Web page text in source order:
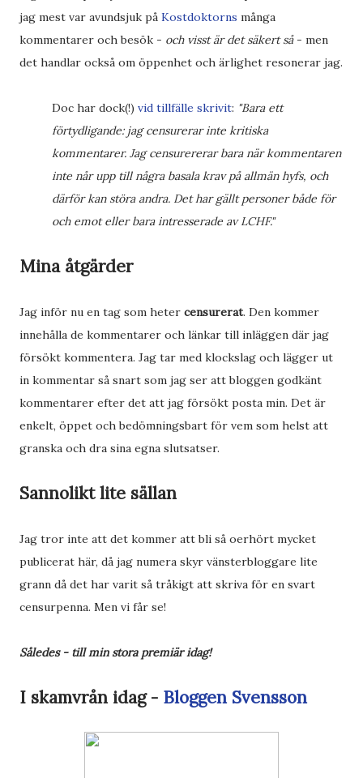
jag mest var avundsjuk på Kostdoktorns många
kommentarer och besök - och visst är det säkert så- men
det handlar också om öppenhet och ärlighet resonerar jag.
Doc har dock(!) vid tillfälle skrivit: "Bara ett
förtydligande: jag censurerar inte kritiska
kommentarer. Jag censurererar bara när kommentaren
inte når upp till några basala krav på allmän hyfs, och
därför kan störa andra. Det har gällt personer både för
och emot eller bara intresserade av LCHF."
Mina åtgärder
Jag inför nu en tag som heter censurerat. Den kommer
innehålla de kommentarer och länkar till inläggen där jag
försökt kommentera. Jag tar med klockslag och lägger ut
in kommentar så snart som jag ser att bloggen godkänt
kommentarer efter det att jag försökt posta min. Det är
enkelt, öppet och bedömningsbart för vem som helst att
granska och dra sina egna slutsatser.
Sannolikt lite sällan
Jag tror inte att det kommer att bli så oerhört mycket
publicerat här, då jag numera skyr vänsterbloggare lite
grann då det har varit så tråkigt att skriva för en svart
censurpenna. Men vi får se!
Således - till min stora premiär idag!
I skamvrån idag - Bloggen Svensson